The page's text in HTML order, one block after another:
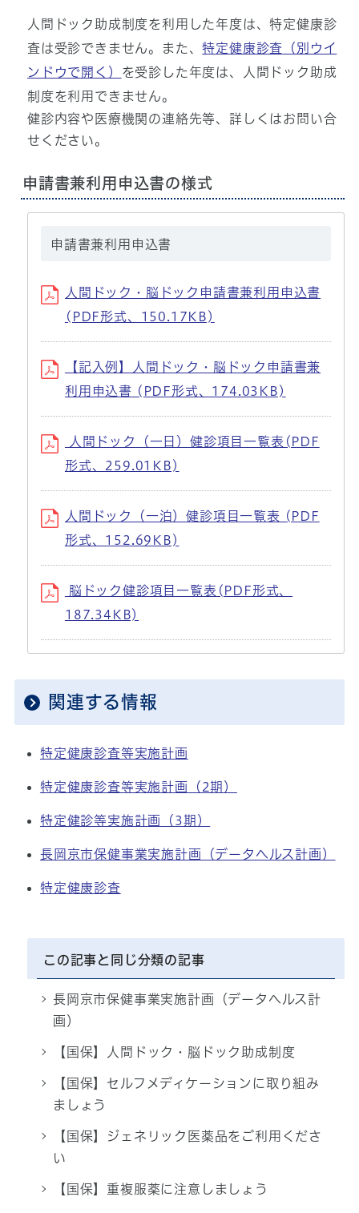
人間ドック助成制度を利用した年度は、特定健康診
査は受診できません。また、特定健康診査 （別ウイ
ンドウで開く） を受診した年度は、人間ドック助成
制度を利用できません。
健診内容や医療機関の連絡先等、詳しくはお問い合
せください。
申請書兼利用申込書の様式
申請書兼利用申込書
人間ドック・脳ドック申請書兼利用申込書
(PDF形式、150.17KB)
【記入例】人間ドック・脳ドック申請書兼
利用申込書 (PDF形式、174.03KB)
人間ドック（一日）健診項目一覧表(PDF
形式、259.01KB)
人間ドック（一泊）健診項目一覧表 (PDF
形式、152.69KB)
脳ドック健診項目一覧表(PDF形式、
187.34KB)
関連する情報
特定健康診査等実施計画
特定健康診査等実施計画（2期）
特定健診等実施計画（3期）
長岡京市保健事業実施計画（データヘルス計画）
特定健康診査
この記事と同じ分類の記事
長岡京市保健事業実施計画（データヘルス計
画）
【国保】人間ドック・脳ドック助成制度
【国保】セルフメディケーションに取り組み
ましょう
【国保】ジェネリック医薬品をご利用くださ
い
【国保】重複服薬に注意しましょう